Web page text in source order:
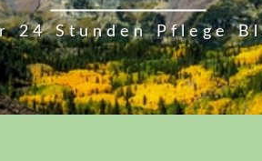
24 Stunden Pflege